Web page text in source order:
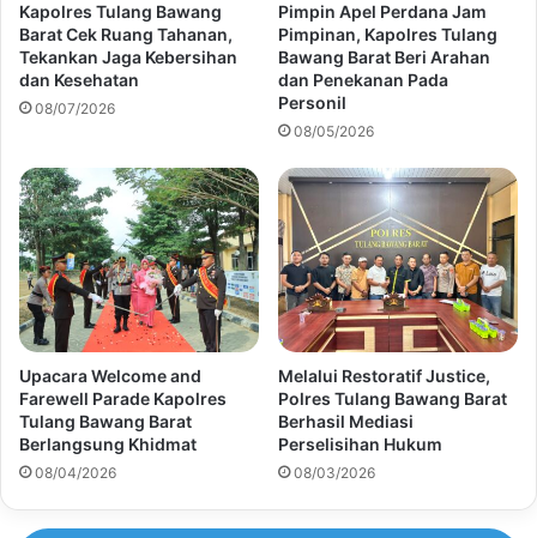
Kapolres Tulang Bawang
Barat Cek Ruang Tahanan,
Tekankan Jaga Kebersihan
dan Kesehatan
08/07/2026
Pimpin Apel Perdana Jam
Pimpinan, Kapolres Tulang
Bawang Barat Beri Arahan
dan Penekanan Pada
Personil
08/05/2026
Upacara Welcome and
Farewell Parade Kapolres
Tulang Bawang Barat
Berlangsung Khidmat
08/04/2026
Melalui Restoratif Justice,
Polres Tulang Bawang Barat
Berhasil Mediasi
Perselisihan Hukum
08/03/2026